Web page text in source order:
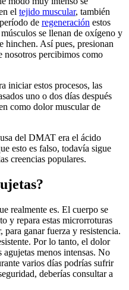
el tejido muscular, también
de regeneración estos
se llenan de oxígeno y
hinchen. Así pues, presionan
nosotros percibimos como
iniciar estos procesos, las
uno o dos días después
como dolor muscular de
del DMAT era el ácido
esto es falso, todavía sigue
creencias populares.
realmente es. El cuerpo se
y repara estas microrroturas
para ganar fuerza y resistencia.
Por lo tanto, el dolor
menos intensas. No
varios días podrías sufrir
deberías consultar a